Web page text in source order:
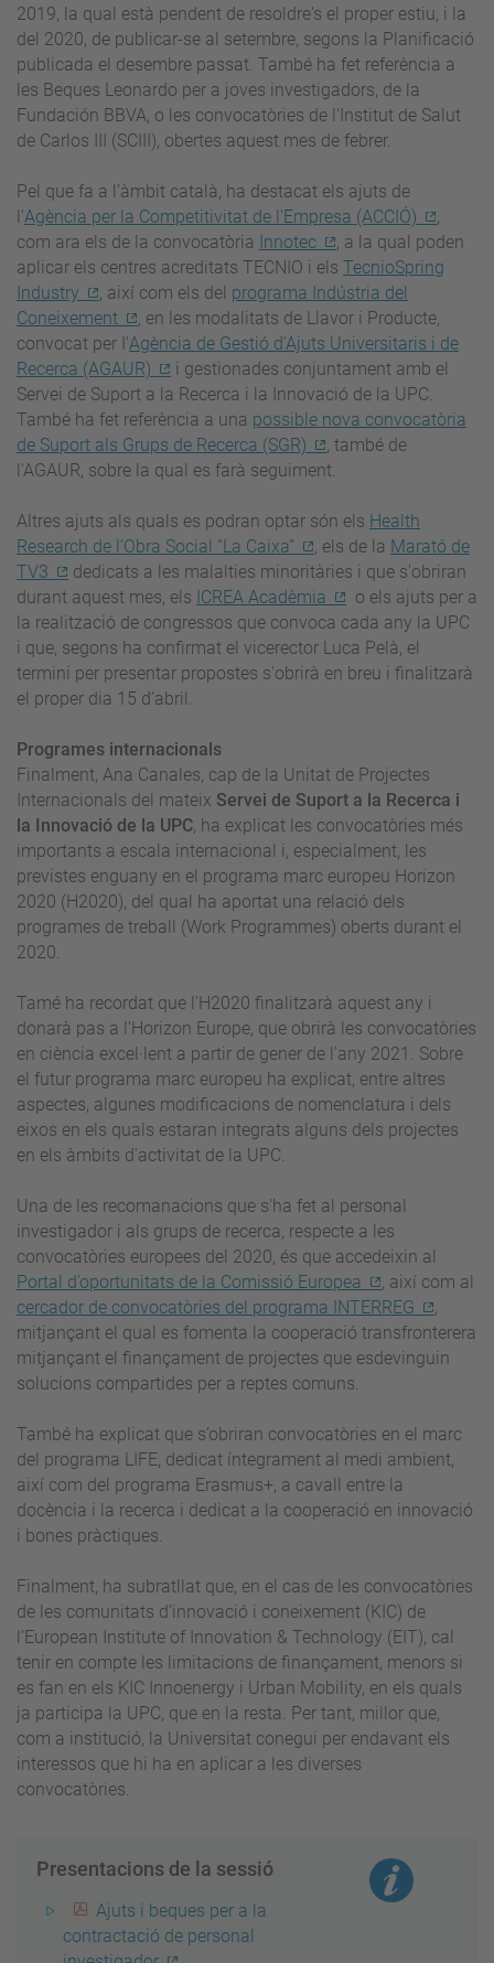
2019, la qual està pendent de resoldre's el proper estiu, i la
del 2020, de publicar-se al setembre, segons la Planificació
publicada el desembre passat. També ha fet referència a
les Beques Leonardo per a joves investigadors, de la
Fundación BBVA, o les convocatòries de l’Institut de Salut
de Carlos III (SCIII), obertes aquest mes de febrer.
Pel que fa a l’àmbit català, ha destacat els ajuts de
l'Agència per la Competitivitat de l'Empresa (ACCIÓ)
,
com ara els de la convocatòria Innotec
, a la qual poden
aplicar els centres acreditats TECNIO i els TecnioSpring
Industry
, així com els del programa Indústria del
Coneixement
, en les modalitats de Llavor i Producte,
convocat per I'Agència de Gestió d'Ajuts Universitaris i de
Recerca (AGAUR)
i gestionades conjuntament amb el
Servei de Suport a la Recerca i la Innovació de la UPC.
També ha fet referència a una possible nova convocatòria
de Suport als Grups de Recerca (SGR)
, també de
l'AGAUR, sobre la qual es farà seguiment.
Altres ajuts als quals es podran optar són els Health
Research de l’Obra Social “La Caixa”
, els de la Marató de
TV3
dedicats a les malalties minoritàries i que s'obriran
durant aquest mes, els ICREA Acadèmia
o els ajuts per a
la realització de congressos que convoca cada any la UPC
i que, segons ha confirmat el vicerector Luca Pelà, el
termini per presentar propostes s'obrirà en breu i finalitzarà
el proper dia 15 d’abril.
Programes internacionals
Finalment, Ana Canales, cap de la Unitat de Projectes
Internacionals del mateix Servei de Suport a la Recerca i
la Innovació de la UPC, ha explicat les convocatòries més
importants a escala internacional i, especialment, les
previstes enguany en el programa marc europeu Horizon
2020 (H2020), del qual ha aportat una relació dels
programes de treball (Work Programmes) oberts durant el
2020.
Tamé ha recordat que l'H2020 finalitzarà aquest any i
donarà pas a l'Horizon Europe, que obrirà les convocatòries
en ciència excel·lent a partir de gener de l'any 2021. Sobre
el futur programa marc europeu ha explicat, entre altres
aspectes, algunes modificacions de nomenclatura i dels
eixos en els quals estaran integrats alguns dels projectes
en els àmbits d'activitat de la UPC.
Una de les recomanacions que s'ha fet al personal
investigador i als grups de recerca, respecte a les
convocatòries europees del 2020, és que accedeixin al
Portal d’oportunitats de la Comissió Europea
, així com al
cercador de convocatòries del programa INTERREG
,
mitjançant el qual es fomenta la cooperació transfronterera
mitjançant el finançament de projectes que esdevinguin
solucions compartides per a reptes comuns.
També ha explicat que s’obriran convocatòries en el marc
del programa LIFE, dedicat íntegrament al medi ambient,
així com del programa Erasmus+, a cavall entre la
docència i la recerca i dedicat a la cooperació en innovació
i bones pràctiques.
Finalment, ha subratllat que, en el cas de les convocatòries
de les comunitats d’innovació i coneixement (KIC) de
l’European Institute of Innovation & Technology (EIT), cal
tenir en compte les limitacions de finançament, menors si
es fan en els KIC Innoenergy i Urban Mobility, en els quals
ja participa la UPC, que en la resta. Per tant, millor que,
com a institució, la Universitat conegui per endavant els
interessos que hi ha en aplicar a les diverses
convocatòries.
Presentacions de la sessió
Ajuts i beques per a la
contractació de personal